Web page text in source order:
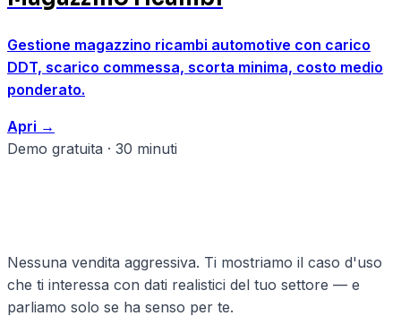
Gestione magazzino ricambi automotive con carico
DDT, scarico commessa, scorta minima, costo medio
ponderato.
Apri →
Demo gratuita · 30 minuti
Nessuna vendita aggressiva. Ti mostriamo il caso d'uso
che ti interessa con dati realistici del tuo settore — e
parliamo solo se ha senso per te.